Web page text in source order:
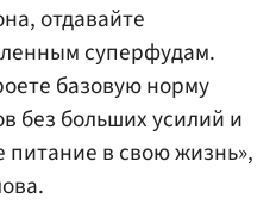
отдавайте
суперфудам.
базовую норму
без больших усилий и
питание в свою жизнь»,